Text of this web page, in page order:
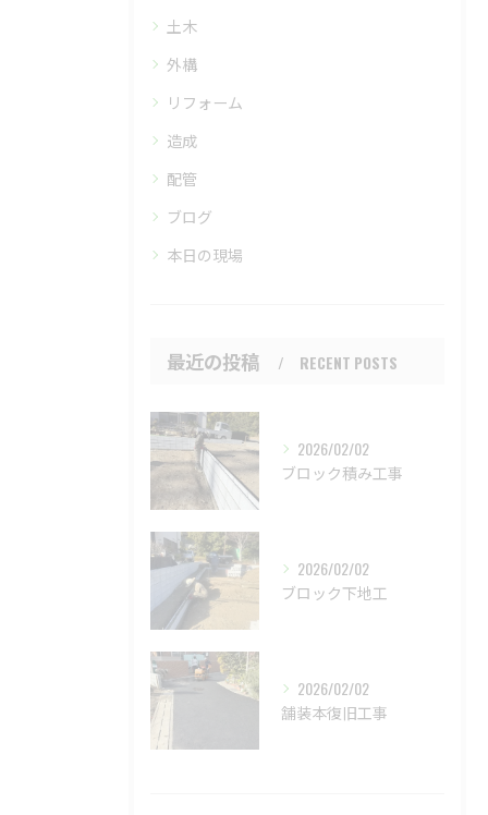
土木
外構
リフォーム
造成
配管
ブログ
本日の現場
最近の投稿 RECENT POSTS
2026/02/02
ブロック積み工事
2026/02/02
ブロック下地工
2026/02/02
舗装本復旧工事